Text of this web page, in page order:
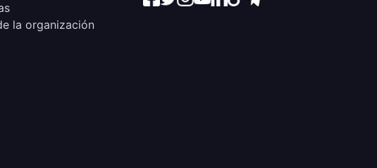
la organización